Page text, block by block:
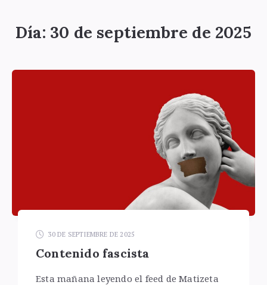
Día: 30 de septiembre de 2025
30 DE SEPTIEMBRE DE 2025
Contenido fascista
Esta mañana leyendo el feed de Matizeta